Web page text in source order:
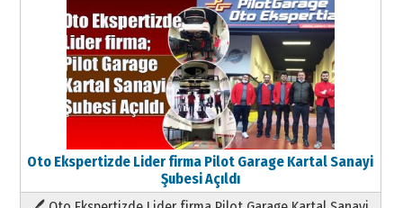
Oto Ekspertizde Lider firma Pilot Garage Kartal Sanayi
Şubesi Açıldı